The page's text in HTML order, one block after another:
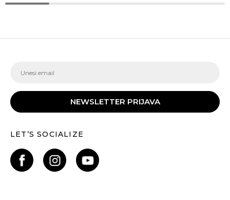
NEWSLETTER PRIJAVA
LET’S SOCIALIZE